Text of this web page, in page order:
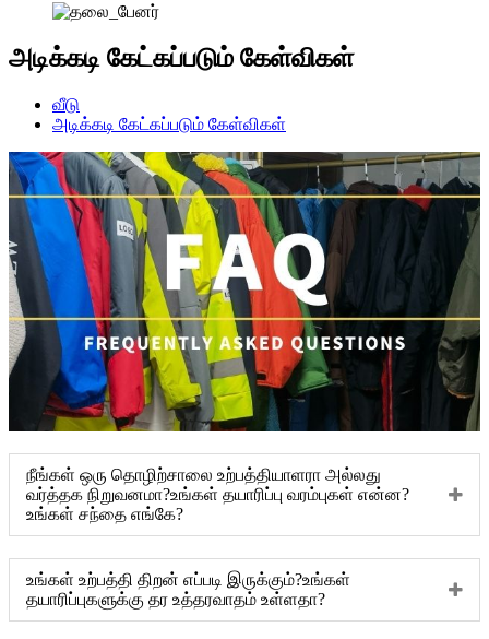
அடிக்கடி கேட்கப்படும் கேள்விகள்
வீடு
அடிக்கடி கேட்கப்படும் கேள்விகள்
நீங்கள் ஒரு தொழிற்சாலை உற்பத்தியாளரா அல்லது
வர்த்தக நிறுவனமா?உங்கள் தயாரிப்பு வரம்புகள் என்ன?
உங்கள் சந்தை எங்கே?
உங்கள் உற்பத்தி திறன் எப்படி இருக்கும்?உங்கள்
தயாரிப்புகளுக்கு தர உத்தரவாதம் உள்ளதா?